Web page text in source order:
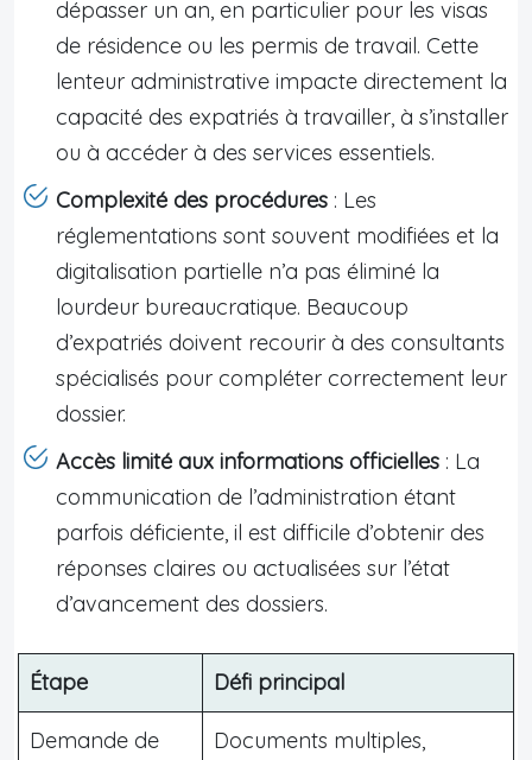
dépasser un an, en particulier pour les visas
de résidence ou les permis de travail. Cette
lenteur administrative impacte directement la
capacité des expatriés à travailler, à s’installer
ou à accéder à des services essentiels.
Complexité des procédures : Les
réglementations sont souvent modifiées et la
digitalisation partielle n’a pas éliminé la
lourdeur bureaucratique. Beaucoup
d’expatriés doivent recourir à des consultants
spécialisés pour compléter correctement leur
dossier.
Accès limité aux informations officielles : La
communication de l’administration étant
parfois déficiente, il est difficile d’obtenir des
réponses claires ou actualisées sur l’état
d’avancement des dossiers.
Étape Défi principal
Demande de
Documents multiples,